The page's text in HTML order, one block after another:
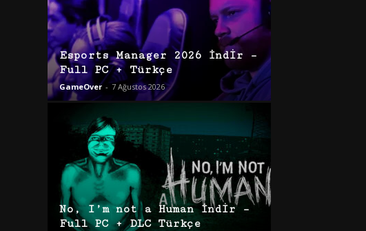
Esports Manager 2026 İndir –
Full PC + Türkçe
GameOver - 7 Ağustos 2026
No, I’m not a Human İndir –
Full PC + DLC Türkçe